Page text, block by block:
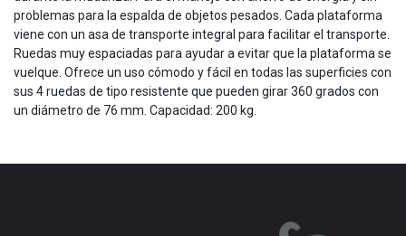
problemas para la espalda de objetos pesados. Cada plataforma
viene con un asa de transporte integral para facilitar el transporte.
Ruedas muy espaciadas para ayudar a evitar que la plataforma se
vuelque. Ofrece un uso cómodo y fácil en todas las superficies con
sus 4 ruedas de tipo resistente que pueden girar 360 grados con
un diámetro de 76 mm. Capacidad: 200 kg.